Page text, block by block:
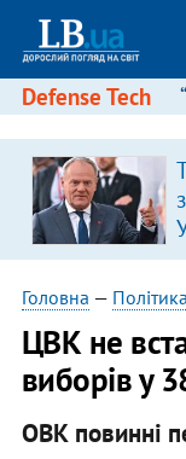
Defense Tech
Головна — Політика
ЦВК не
виборів у
ОВК повинні